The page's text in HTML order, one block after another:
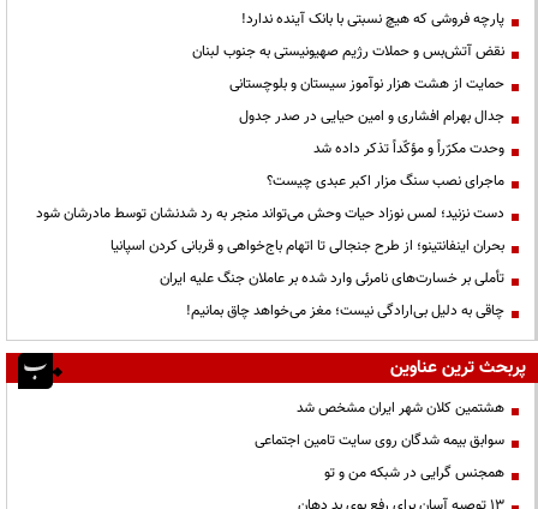
پارچه فروشی که هیچ نسبتی با بانک آینده ندارد!
نقض آتش‌بس و حملات رژیم صهیونیستی به جنوب لبنان
حمایت از هشت هزار نوآموز سیستان و بلوچستانی
جدال بهرام افشاری و امین حیایی در صدر جدول
وحدت مکرّراً و مؤکّداً تذکر داده شد
ماجرای نصب سنگ مزار اکبر عبدی چیست؟
دست نزنید؛ لمس نوزاد حیات وحش می‌تواند منجر به رد شدنشان توسط مادرشان شود
بحران اینفانتینو؛ از طرح جنجالی تا اتهام باج‌خواهی و قربانی کردن اسپانیا
تأملی بر خسارت‌های نامرئی وارد شده بر عاملان جنگ علیه ایران
چاقی به دلیل بی‌ارادگی نیست؛ مغز می‌خواهد چاق بمانیم!
پربحث ترین عناوین
هشتمین کلان شهر ایران مشخص شد
سوابق بیمه شدگان روی سایت تامین اجتماعی
همجنس گرایی در شبکه من و تو